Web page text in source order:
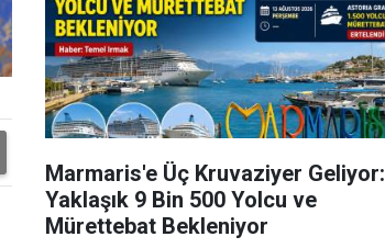
Marmaris'e Üç Kruvaziyer Geliyor:
Yaklaşık 9 Bin 500 Yolcu ve
Mürettebat Bekleniyor